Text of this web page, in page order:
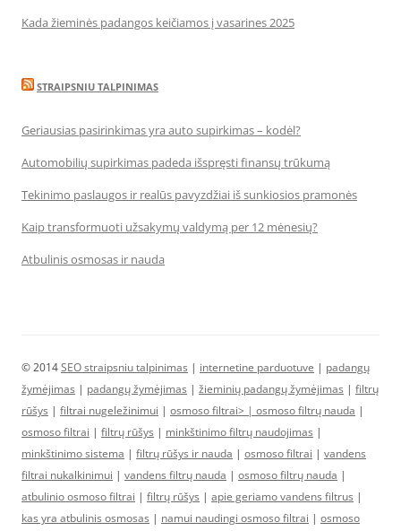
Kada žieminės padangos keičiamos į vasarines 2025
STRAIPSNIU TALPINIMAS
Geriausias pasirinkimas yra auto supirkimas – kodėl?
Automobilių supirkimas padeda išspręsti finansų trūkumą
Tekinimo paslaugos ir realūs pavyzdžiai iš sunkiosios pramonės
Kaip transformuoti užsakymų valdymą per 12 mėnesių?
Atbulinis osmosas ir nauda
© 2014SEO straipsniu talpinimas | internetine parduotuve | padangų
žymėjimas | padangų žymėjimas | žieminių padangų žymėjimas | filtrų
rūšys | filtrai nugeležinimui | osmoso filtrai> | osmoso filtrų nauda |
osmoso filtrai | filtrų rūšys | minkštinimo filtrų naudojimas |
minkštinimo sistema | filtrų rūšys ir nauda | osmoso filtrai | vandens
filtrai nukalkinimui | vandens filtrų nauda | osmoso filtrų nauda |
atbulinio osmoso filtrai | filtrų rūšys | apie geriamo vandens filtrus |
kas yra atbulinis osmosas | namui naudingi osmoso filtrai | osmoso